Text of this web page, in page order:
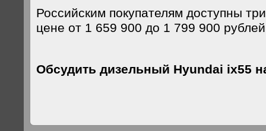
Российским покупателям доступны
цене от 1 659 900 до 1 799 900
Обсудить дизельный Hyundai ix55